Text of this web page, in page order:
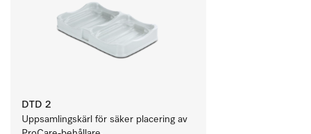
DTD 2
Uppsamlingskärl för säker placering av